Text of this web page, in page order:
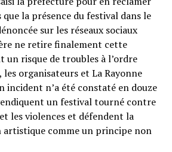
la présence du festival dans le
sur les réseaux sociaux
ne retire finalement cette
un risque de troubles à l’ordre
organisateurs et La Rayonne
incident n’a été constaté en douze
un festival tourné contre
les violences et défendent la
artistique comme un principe non